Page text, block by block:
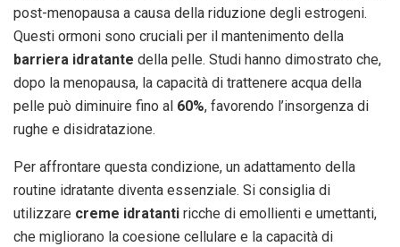
post-menopausa a causa della riduzione degli estrogeni.
Questi ormoni sono cruciali per il mantenimento della
barriera idratante della pelle. Studi hanno dimostrato che,
dopo la menopausa, la capacità di trattenere acqua della
pelle può diminuire fino al 60%, favorendo l’insorgenza di
rughe e disidratazione.
Per affrontare questa condizione, un adattamento della
routine idratante diventa essenziale. Si consiglia di
utilizzare creme idratanti ricche di emollienti e umettanti,
che migliorano la coesione cellulare e la capacità di